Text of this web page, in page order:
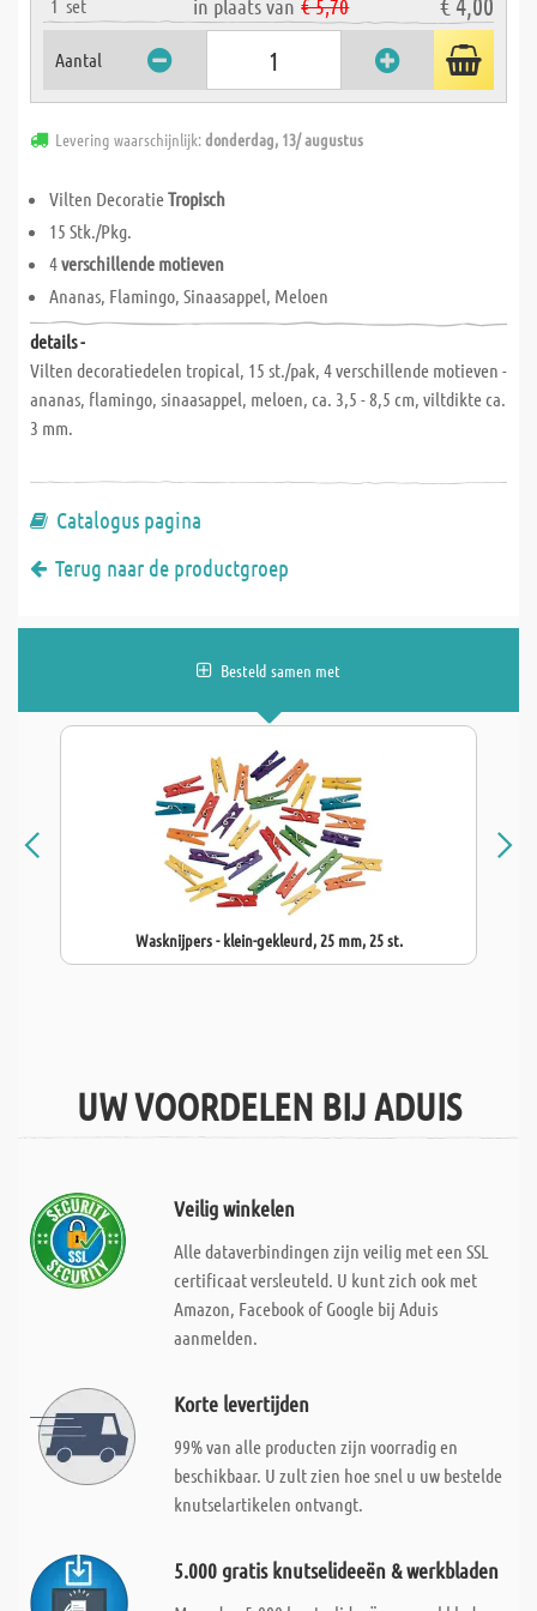
1 set in plaats van € 5,70
Aantal
Levering waarschijnlijk:donderdag, 13/ augustus
Vilten DecoratieTropisch
15 Stk./Pkg.
4verschillende motieven
Ananas, Flamingo, Sinaasappel, Meloen
details -
Vilten decoratiedelen tropical, 15 st./pak, 4 verschillende motieven -
ananas, flamingo, sinaasappel, meloen, ca. 3,5 - 8,5 cm, viltdikte ca.
3 mm.
Catalogus pagina
Terug naar de productgroep
Besteld samen met
Wasknijpers - klein-gekleurd, 25 mm, 25 st.
UW VOORDELEN BIJ ADUIS
Veilig winkelen
Alle dataverbindingen zijn veilig met een SSL
certificaat versleuteld. U kunt zich ook met
Amazon, Facebook of Google bij Aduis
aanmelden.
Korte levertijden
99% van alle producten zijn voorradig en
beschikbaar. U zult zien hoe snel u uw bestelde
knutselartikelen ontvangt.
5.000 gratis knutselideeën & werkbladen